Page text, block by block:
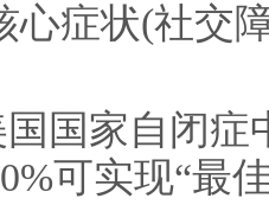
心症状(社交
国家自闭症
可实现“最